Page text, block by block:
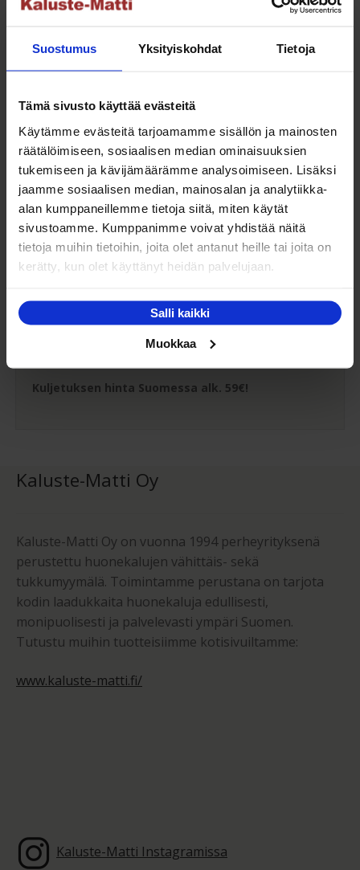
Suostumus Yksityiskohdat Tietoja
Tämä sivusto käyttää evästeitä
Käytämme evästeitä tarjoamamme sisällön ja mainosten
räätälöimiseen, sosiaalisen median ominaisuuksien
tukemiseen ja kävijämäärämme analysoimiseen. Lisäksi
jaamme sosiaalisen median, mainosalan ja analytiikka-
alan kumppaneillemme tietoja siitä, miten käytät
sivustoamme. Kumppanimme voivat yhdistää näitä
tietoja muihin tietoihin, joita olet antanut heille tai joita on
kerätty, kun olet käyttänyt heidän palvelujaan.
Salli kaikki
Muokkaa
Saat maksuaikaa ostoksillesi jopa 30 päivää tai erissä
osamaksulla 3-36kk.
Maksutavat
Oma turvallinen kuljetus
Kaluste-Matin oma kuljetus on turvallinen tapa
tuotteiden toimitukseen. Saat varmemmin tuotteet
ehjänä perille - ja vieläpä sisäänkannettuna!
Kuljetuksen hinta Suomessa alk. 59€!
Kaluste-Matti Oy
Kaluste-Matti Oy on vuonna 1994 perheyrityksenä
perustettu huonekalujen vähittäis- sekä
tukkumyymälä. Toimintamme perustana on tarjota
kodin laadukkaita huonekaluja edullisesti,
monipuolisesti ja palvelevasti ympäri Suomen.
Tutustu muihin tuotteisiimme kotisivuiltamme:
www.kaluste-matti.fi/
Kaluste-Matti Instagramissa